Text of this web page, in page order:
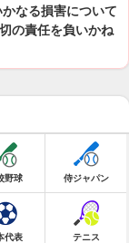
なる損害について
の責任を負いかね
野球 侍ジャパン
代表 テニス